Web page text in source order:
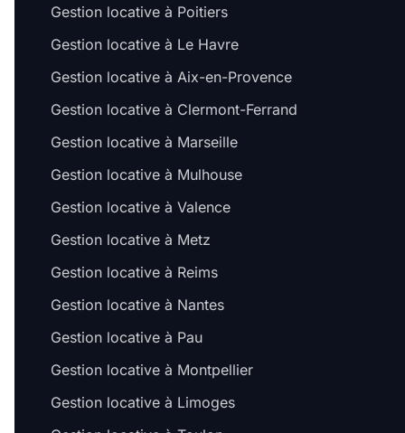
Gestion locative à Poitiers
Gestion locative à Le Havre
Gestion locative à Aix-en-Provence
Gestion locative à Clermont-Ferrand
Gestion locative à Marseille
Gestion locative à Mulhouse
Gestion locative à Valence
Gestion locative à Metz
Gestion locative à Reims
Gestion locative à Nantes
Gestion locative à Pau
Gestion locative à Montpellier
Gestion locative à Limoges